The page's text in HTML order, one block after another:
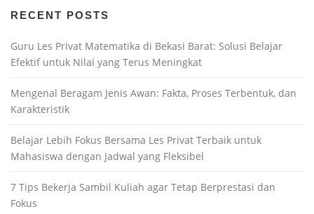
RECENT POSTS
Guru Les Privat Matematika di Bekasi Barat: Solusi Belajar
Efektif untuk Nilai yang Terus Meningkat
Mengenal Beragam Jenis Awan: Fakta, Proses Terbentuk, dan
Karakteristik
Belajar Lebih Fokus Bersama Les Privat Terbaik untuk
Mahasiswa dengan Jadwal yang Fleksibel
7 Tips Bekerja Sambil Kuliah agar Tetap Berprestasi dan
Fokus